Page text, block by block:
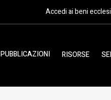
Accedi ai beni
PUBBLICAZIONI RISORSE